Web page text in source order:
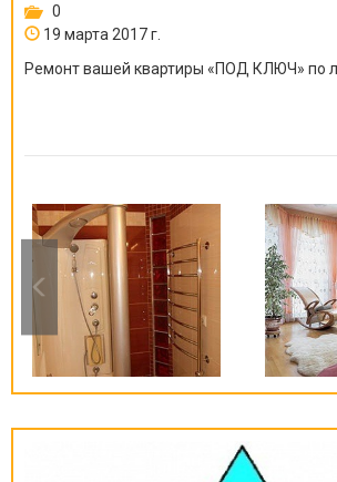
0
19 марта 2017 г.
Ремонт вашей квартиры «ПОД КЛЮЧ» по